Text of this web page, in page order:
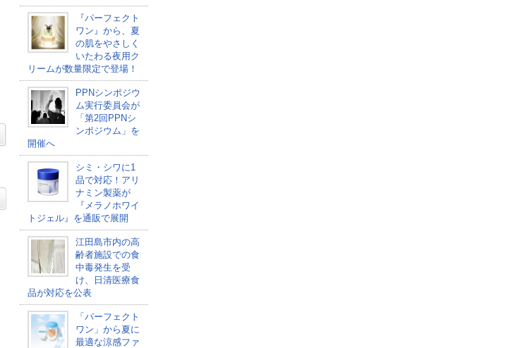
『パーフェクト
ワン』から、夏
の肌をやさしく
いたわる夜用ク
リームが数量限定で登場！
PPNシンポジウ
ム実行委員会が
「第2回PPNシ
ンポジウム」を
開催へ
シミ・シワに1
品で対応！アリ
ナミン製薬が
『メラノホワイ
トジェル』を通販で展開
江田島市内の高
齢者施設での食
中毒発生を受
け、日清医療食
品が対応を公表
「パーフェクト
ワン」から夏に
最適な涼感ファ